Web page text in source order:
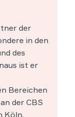
der
in den
des
ist er
Bereichen
der CBS
Köln.